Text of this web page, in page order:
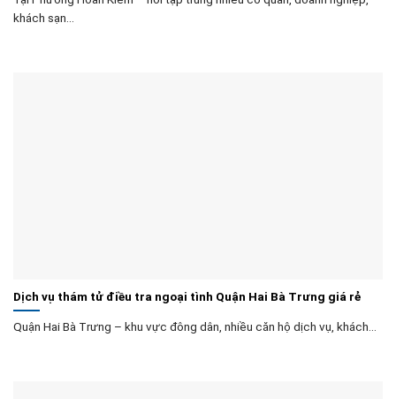
khách sạn...
Dịch vụ thám tử điều tra ngoại tình Quận Hai Bà Trưng giá rẻ
Quận Hai Bà Trưng – khu vực đông dân, nhiều căn hộ dịch vụ, khách...